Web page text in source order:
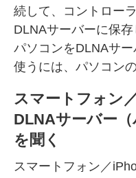
続して、コントロー
DLNAサーバーに保存
パソコンをDLNAサ
使うには、パソコン
スマートフォン
DLNAサーバー
を聞く
スマートフォン／